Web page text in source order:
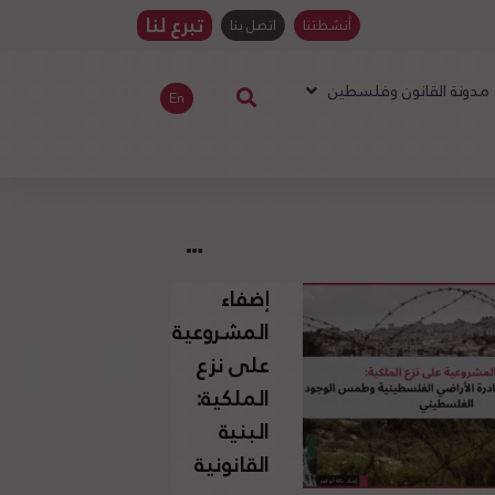
أنشطتنا اتصل بنا تبرع لنا
مدونة القانون وفلسطين En
إضفاء
المشروعية
على نزع
الملكية:
البنية
القانونية